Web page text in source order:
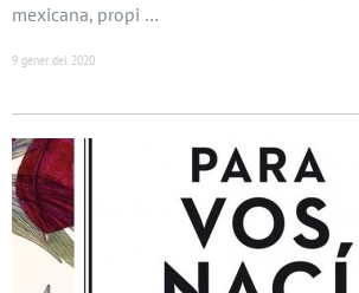
mexicana, propi …
9 gener del 2020